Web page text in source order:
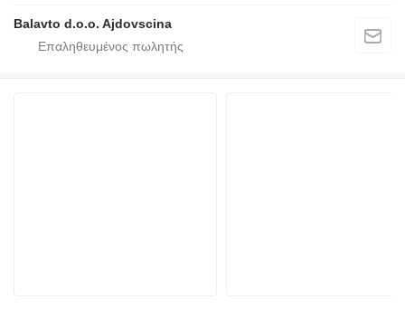
Balavto d.o.o. Ajdovscina